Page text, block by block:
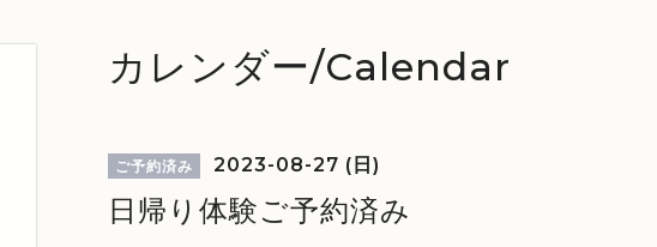
カレンダー/Calendar
ご予約済み 2023-08-27 (日)
日帰り体験ご予約済み